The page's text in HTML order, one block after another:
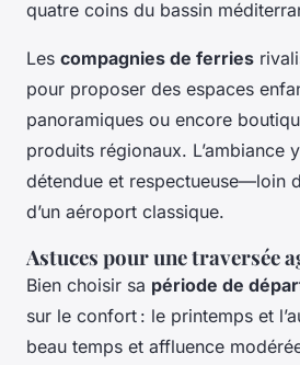
quatre coins du bassin
Les compagnies de ferries
pour proposer des espaces
panoramiques ou encore
produits régionaux. L’ambiance
détendue et respectueuse—loin
d’un aéroport classique.
Astuces pour une traversée
Bien choisir sa période de
sur le confort : le printemps et
beau temps et affluence